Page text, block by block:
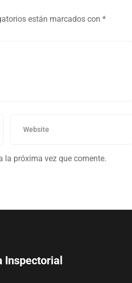
están marcados con *
la próxima vez que comente.
Inspectorial